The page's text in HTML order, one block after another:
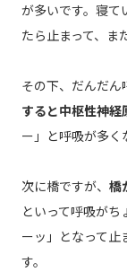
が多いです。寝て
たら止まって、ま
その下、だんだん
すると中枢性神経
ー」と呼吸が多く
次に橋ですが、 橋
といって呼吸が
ーッ」となって止
す。